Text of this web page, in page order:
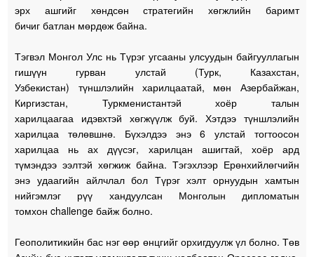
эрх ашгийг хөндсөн стратегийн хөгжлийн баримт
бичиг батлан мөрдөж байна.
Тэгвэл Монгол Улс нь Түрэг угсааны улсуудын байгууллагын
гишүүн гурван улстай (Турк, Казахстан,
Узбекистан) түншлэлийн харилцаатай, мөн Азербайжан,
Киргизстан, Туркменистантэй хоёр талын
харилцаагаа идэвхтэй хөгжүүлж буй. Хэтдээ түншлэлийн
харилцаа төлөвшнө. Бүхэлдээ энэ 6 улстай тогтоосон
харилцаа нь ах дүүсэг, харилцан ашигтай, хоёр ард
түмэндээ ээлтэй хөгжиж байна. Тэгэхлээр Ерөнхийлөгчийн
энэ удаагийн айлчлал бол Түрэг хэлт орнуудын хамтын
нийгэмлэг рүү хандуулсан Монголын дипломатын
томхон challenge байж болно.
Геополитикийн бас нэг өөр өнцгийг орхигдуулж үл болно. Төв